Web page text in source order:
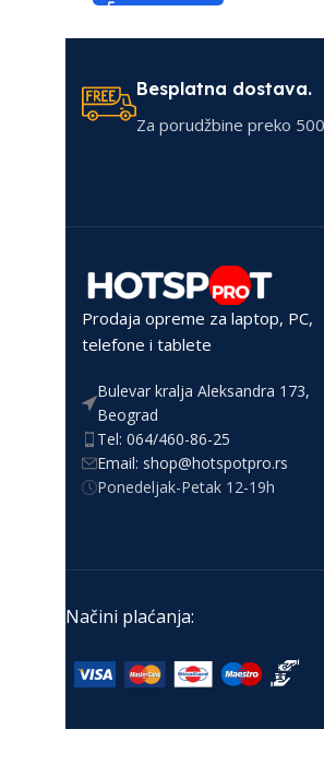
Besplatna dostava.
Za porudžbine preko
Prodaja opreme za laptop, PC,
telefone i tablete
Bulevar kralja Aleksandra 173,
Beograd
Tel: 064/460-86-25
Email: shop@hotspotpro.rs
Ponedeljak-Petak 12-19h
Načini plaćanja: